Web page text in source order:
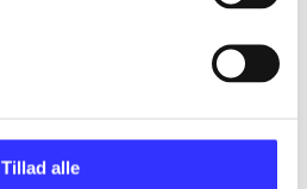
Tillad alle